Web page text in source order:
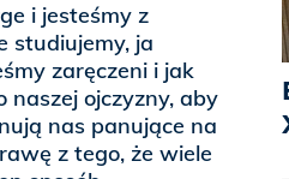
i jesteśmy z
studiujemy, ja
zaręczeni i jak
ojczyzny, aby
nas panujące na
z tego, że wiele